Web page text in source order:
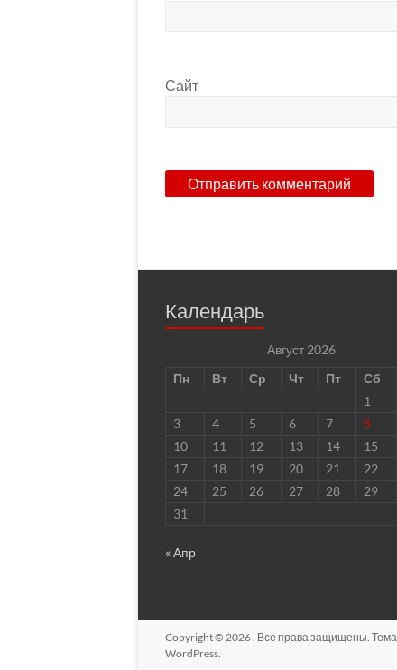
Сайт
Календарь
Август 2026
Пн
Вт Ср Чт Пт Сб
1
3
4 5 6 7 8
10
11 12 13 14 15
17
18 19 20 21 22
24
25 26 27 28 29
31
« Апр
Copyright © 2026 . Все права защищены. Тема
WordPress